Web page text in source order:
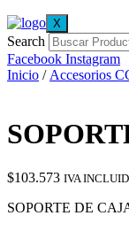
X
Search
Facebook Instagram
Inicio / Accesorios
$103.573 IVA
SOPORTE DE